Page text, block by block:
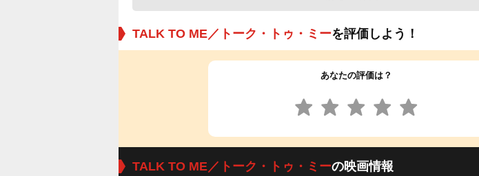
TALK TO ME／トーク・トゥ・ミーを評価しよう！
あなたの評価は？
TALK TO ME／トーク・トゥ・ミーの映画情報